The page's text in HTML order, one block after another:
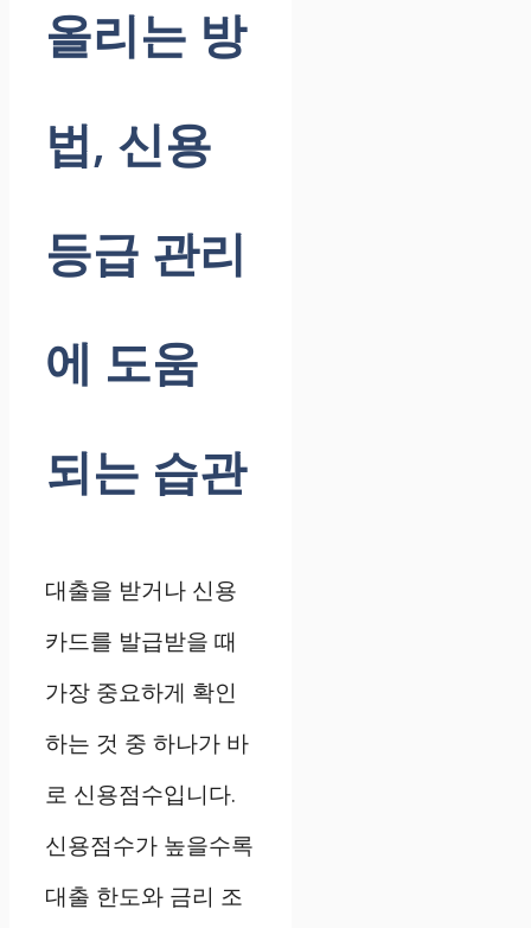
올리는 방
법, 신용
등급 관리
에 도움
되는 습관
대출을 받거나 신용
카드를 발급받을 때
가장 중요하게 확인
하는 것 중 하나가 바
로 신용점수입니다.
신용점수가 높을수록
대출 한도와 금리 조